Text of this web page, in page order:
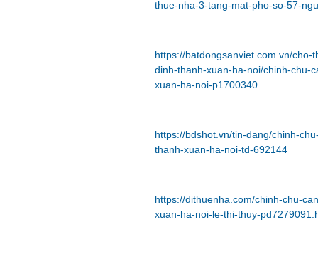
thue-nha-3-tang-mat-pho-so-57-
https://batdongsanviet.com.vn/
dinh-thanh-xuan-ha-noi/chinh-chu-
xuan-ha-noi-p1700340
https://bdshot.vn/tin-dang/chinh-
thanh-xuan-ha-noi-td-692144
https://dithuenha.com/chinh-chu-
xuan-ha-noi-le-thi-thuy-